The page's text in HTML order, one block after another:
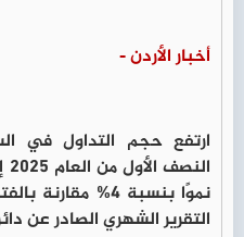
أخبار الأردن -
ارتفع حجم التداول في
التقرير الشهري الصادر عن